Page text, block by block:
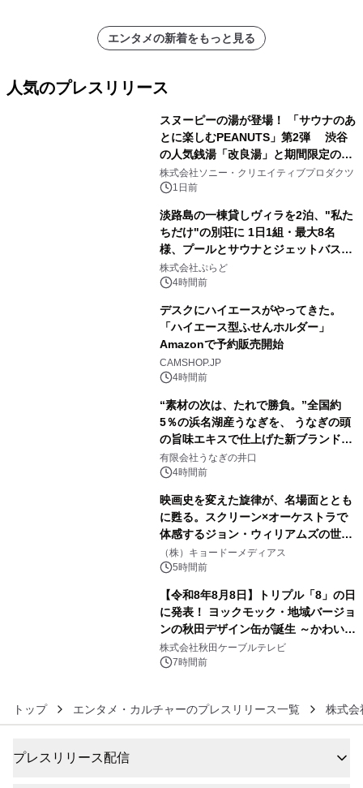
エンタメの新着をもっと見る
人気のプレスリリース
スヌーピーの湯が登場！ 「サウナのあ
とに楽しむPEANUTS」第2弾 渋谷
の人気銭湯「改良湯」と期間限定のコ
ラボレーション サウナイキタイコラ
ボグッズも発売決定！
株式会社ソニー・クリエイティブプロダクツ
1日前
淡路島の一棟貸しヴィラを2泊、"私た
ちだけ"の別荘に 1日1組・最大8名
様、プールとサウナとジェットバス付
きで Villa Mon Temps AWAJIの連泊
素泊りプラン
株式会社ぷらど
4時間前
デスクにハイエースがやってきた。
「ハイエース型ふせんホルダー」
Amazonで予約販売開始
CAMSHOP.JP
4時間前
“素材の次は、たれで勝負。”全国約
5％の浜名湖産うなぎを、 うなぎの頭
の旨味エキスで仕上げた新ブランド
「井口の誉」誕生
有限会社うなぎの井口
4時間前
映画史を変えた旋律が、名場面ととも
に甦る。スクリーン×オーケストラで
体感するジョン・ウィリアムズの世
界。ジョン・ウィリアムズ：シネマ・
スペクタキュラー・コンサート 開催決
（株）キョードーメディアス
5時間前
【令和8年8月8日】トリプル「8」の日
に発表！ ヨックモック・地域バージョ
ンの秋田デザイン缶が誕生 ～かわいい
秋田犬の子犬と秋田の四季と名所を巡
るパッケージ～ 9月1日(火)秋田県内で
株式会社秋田ケーブルテレビ
7時間前
トップ エンタメ・カルチャーのプレスリリース一覧 株式会
プレスリリース配信